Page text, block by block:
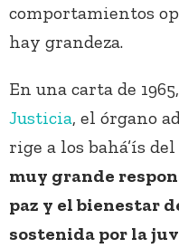
comportamientos
hay grandeza.
En una carta de
Justicia, el órgano
rige a los bahá’ís
muy grande
paz y el bienestar
sostenida por la